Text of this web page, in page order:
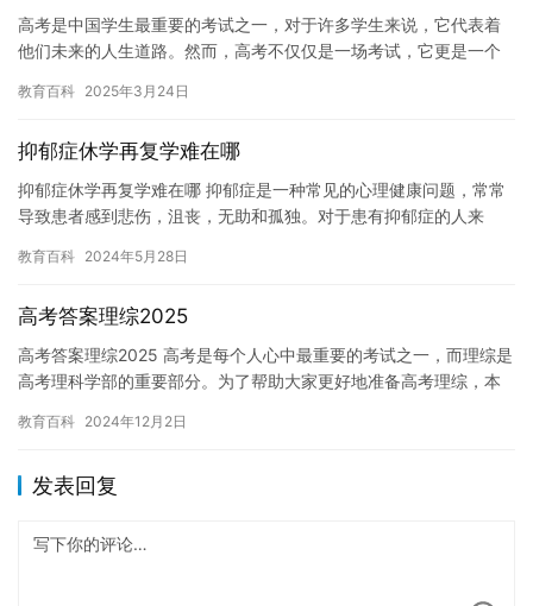
高考是中国学生最重要的考试之一，对于许多学生来说，它代表着
他们未来的人生道路。然而，高考不仅仅是一场考试，它更是一个
个非常…
教育百科 2025年3月24日
抑郁症休学再复学难在哪
抑郁症休学再复学难在哪 抑郁症是一种常见的心理健康问题，常常
导致患者感到悲伤，沮丧，无助和孤独。对于患有抑郁症的人来
讨抑郁…
教育百科 2024年5月28日
高考答案理综2025
高考答案理综2025 高考是每个人心中最重要的考试之一，而理综是
高考理科学部的重要部分。为了帮助大家更好地准备高考理综，本
教育百科 2024年12月2日
发表回复